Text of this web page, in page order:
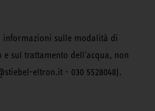
sulle modalità di
sul trattamento dell'acqua, non
eltron.it - 030 5528048).